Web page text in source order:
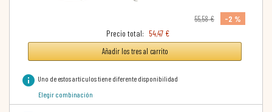
55,58 €
-2 %
Precio total: 54,47 €
Añadir los tres al carrito
info Uno de estos artículos tiene diferente disponibilidad
Elegir combinación